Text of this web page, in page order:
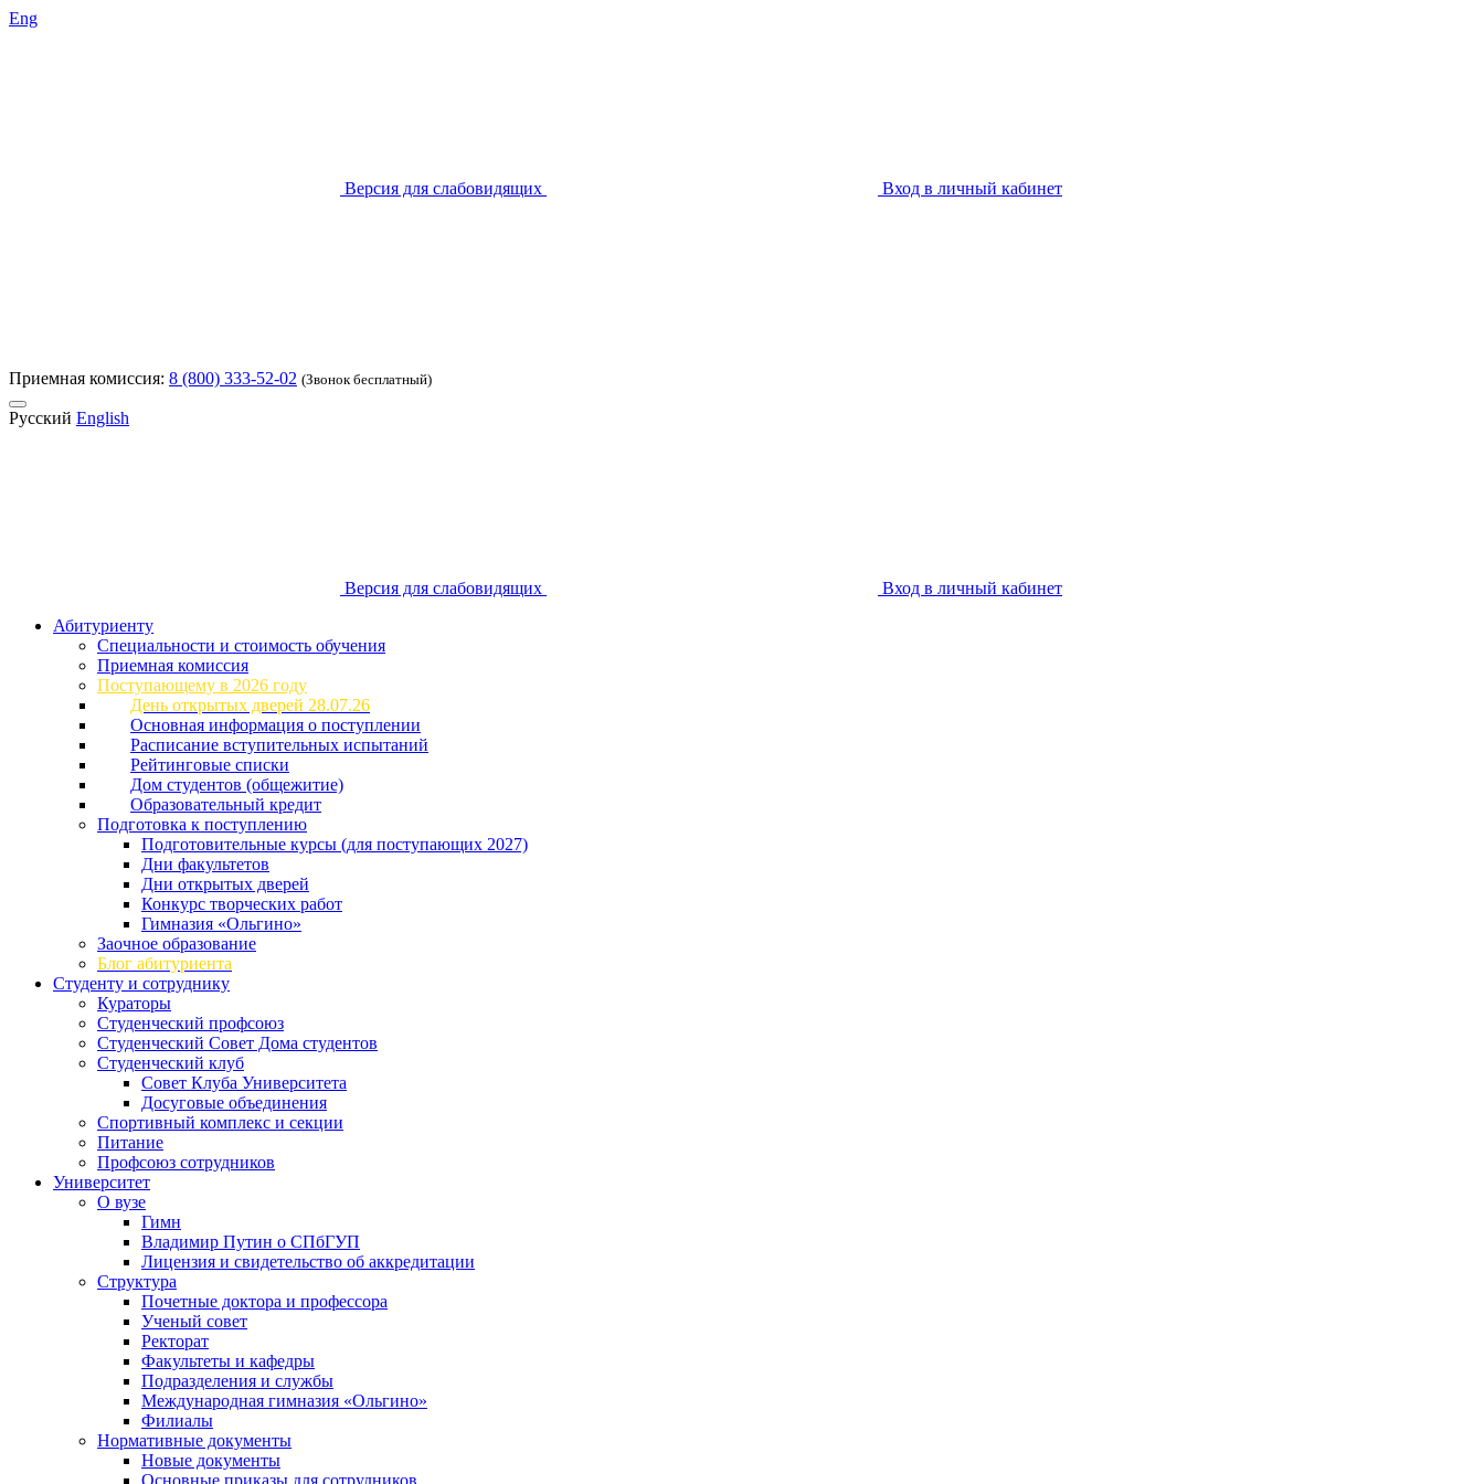
Eng
Версия для слабовидящих Вход в личный кабинет
Приемная комиссия: 8 (800) 333-52-02 (Звонок бесплатный)
Русский English
Версия для слабовидящих
Вход в личный кабинет
Абитуриенту
Специальности и стоимость обучения
Приемная комиссия
Поступающему в 2026 году
День открытых дверей 28.07.26
Основная информация о поступлении
Расписание вступительных испытаний
Рейтинговые списки
Дом студентов (общежитие)
Образовательный кредит
Подготовка к поступлению
Подготовительные курсы (для поступающих 2027)
Дни факультетов
Дни открытых дверей
Конкурс творческих работ
Гимназия «Ольгино»
Заочное образование
Блог абитуриента
Студенту и сотруднику
Кураторы
Студенческий профсоюз
Студенческий Совет Дома студентов
Студенческий клуб
Совет Клуба Университета
Досуговые объединения
Спортивный комплекс и секции
Питание
Профсоюз сотрудников
Университет
О вузе
Гимн
Владимир Путин о СПбГУП
Лицензия и свидетельство об аккредитации
Структура
Почетные доктора и профессора
Ученый совет
Ректорат
Факультеты и кафедры
Подразделения и службы
Международная гимназия «Ольгино»
Филиалы
Нормативные документы
Новые документы
Основные приказы для сотрудников